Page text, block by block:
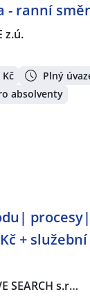
- ranní
z.ú.
Kč
Plný
absolventy
procesy|
+ služební
SEARCH s.r…